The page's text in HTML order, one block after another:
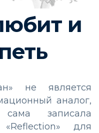
и
не является
аналог,
записала
для